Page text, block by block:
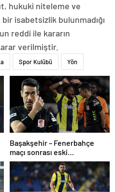
hukuki niteleme ve
bir isabetsizlik bulunmadığı
reddi ile kararın
verilmiştir.
Spor Kulübü Yön
Başakşehir – Fenerbahçe
maçı sonrası eski
hakemlerden penaltı ve gol
iptali çıkışı! ‘2 kırmızı kartı
atladı’